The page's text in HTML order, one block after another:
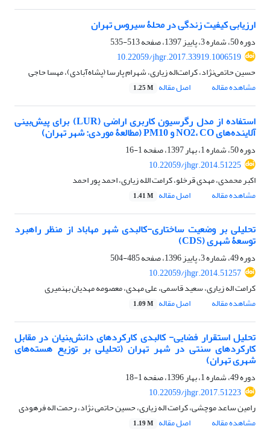
ارزیابی کیفیت زندگی در محلۀ سیروس تهران
دوره 50، شماره 3، پاییز 1397، صفحه
513-535
10.22059/jhgr.2017.33919.1006519
حسین حاتمی‌نژاد، کرامت‌اله زیاری، شهرام پارسا (پشاه‌آبادی)، مهسا حاجی
مشاهده مقاله
اصل مقاله 1.25 M
استفاده از مدل رگرسیون کاربری اراضی (LUR) برای پیش‌بینی
آلاینده‌های NO2، CO و PM10 (مطالعۀ موردی: شهر تهران)
دوره 50، شماره 1، بهار 1397، صفحه
1-16
10.22059/jhgr.2014.51225
اکبر محمدی، مهدی قرخلو، کرامت الله زیاری، احمد پور احمد
مشاهده مقاله
اصل مقاله 1.41 M
تحلیلی بر وضعیت ساختاری-کالبدی شهر مهاباد از منظر راهبرد
توسعۀ شهری (CDS)
دوره 49، شماره 3، پاییز 1396، صفحه
485-504
10.22059/jhgr.2014.51257
کرامت اله زیاری، سعید قاسمی، علی مهدی، معصومه مهدیان بهنمیری
مشاهده مقاله
اصل مقاله 1.09 M
تحلیل استقرار فضایی- کالبدی کارکردهای دانش‌بنیان در مقابل
کارکردهای سنتی در شهر تهران (تحلیلی بر توزیع هسته‌های
شهری تهران)
دوره 49، شماره 1، بهار 1396، صفحه
1-18
10.22059/jhgr.2017.51223
رامین ساعد موچشی، کرامت اله زیاری، حسین حاتمی نژاد، رحمت اله فرهودی
مشاهده مقاله
اصل مقاله 1.19 M